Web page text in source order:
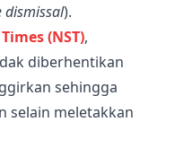
dismissal).
(NST),
diberhentikan
sehingga
selain meletakkan